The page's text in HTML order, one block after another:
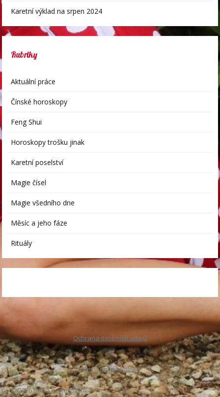
Karetní výklad na srpen 2024
Rubriky
Aktuální práce
Čínské horoskopy
Feng Shui
Horoskopy trošku jinak
Karetní poselství
Magie čísel
Magie všedního dne
Měsíc a jeho fáze
Rituály
Ochrana osobních údajů
Obchodní podmínky
© 2026 Dana Kratochvílová